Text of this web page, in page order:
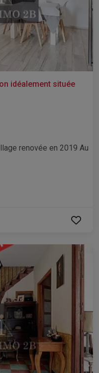
idéalement située
renovée en 2019 Au